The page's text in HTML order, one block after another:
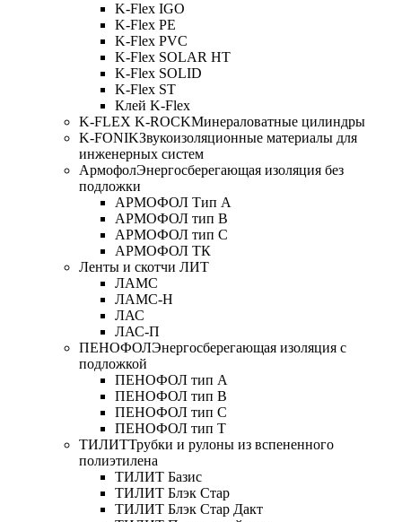
K-Flex IGO
K-Flex PE
K-Flex PVC
K-Flex SOLAR HT
K-Flex SOLID
K-Flex ST
Клей K-Flex
K-FLEX K-ROCKМинераловатные цилиндры
K-FONIKЗвукоизоляционные материалы для
инженерных систем
АрмофолЭнергосберегающая изоляция без
подложки
АРМОФОЛ Тип А
АРМОФОЛ тип В
АРМОФОЛ тип C
АРМОФОЛ ТК
Ленты и скотчи ЛИТ
ЛАМС
ЛАМС-Н
ЛАС
ЛАС-П
ПЕНОФОЛЭнергосберегающая изоляция с
подложкой
ПЕНОФОЛ тип А
ПЕНОФОЛ тип B
ПЕНОФОЛ тип C
ПЕНОФОЛ тип T
ТИЛИТТрубки и рулоны из вспененного
полиэтилена
ТИЛИТ Базис
ТИЛИТ Блэк Стар
ТИЛИТ Блэк Стар Дакт